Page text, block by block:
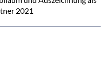
2021